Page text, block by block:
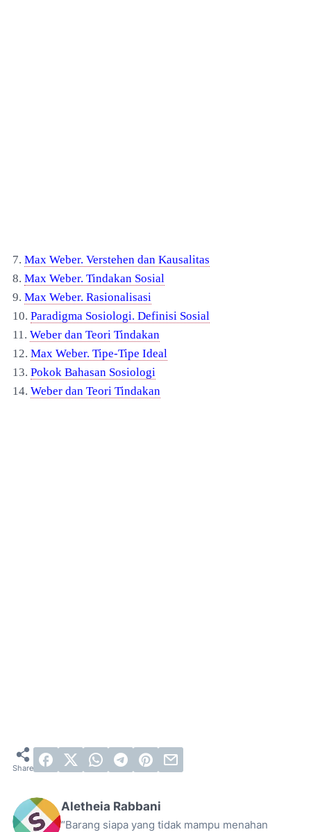
7. Max Weber. Verstehen dan Kausalitas
8. Max Weber. Tindakan Sosial
9. Max Weber. Rasionalisasi
10. Paradigma Sosiologi. Definisi Sosial
11. Weber dan Teori Tindakan
12. Max Weber. Tipe-Tipe Ideal
13. Pokok Bahasan Sosiologi
14. Weber dan Teori Tindakan
Aletheia Rabbani
“Barang siapa yang tidak mampu menahan